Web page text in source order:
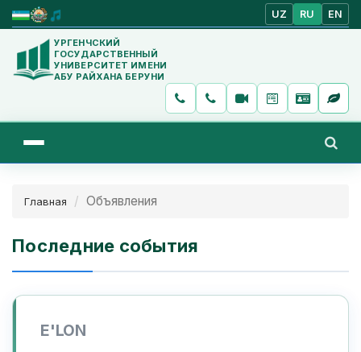
UZ RU EN
УРГЕНЧСКИЙ
ГОСУДАРСТВЕННЫЙ
УНИВЕРСИТЕТ ИМЕНИ
АБУ РАЙХАНА БЕРУНИ
Главная Объявления
Последние события
E'LON